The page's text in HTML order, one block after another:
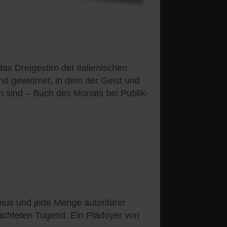
Dreigestirn der italienischen
gewidmet, in dem der Geist und
sind – Buch des Monats bei Publik-
und jede Menge autoritärer
Tugend. Ein Plädoyer von